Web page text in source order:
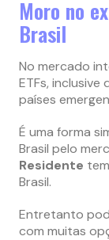
Moro no
Brasil
No mercado
ETFs,
países
É uma forma
Brasil pelo
Residente
Brasil.
Entretanto
com muitas